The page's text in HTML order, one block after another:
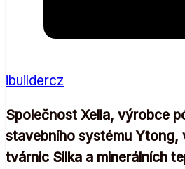
ibuildercz
Společnost Xella, výrobce
stavebního systému Ytong,
tvárnic Silka a minerálních